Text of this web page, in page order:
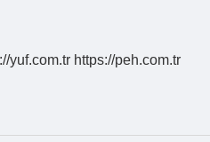
yuf.com.tr https://peh.com.tr